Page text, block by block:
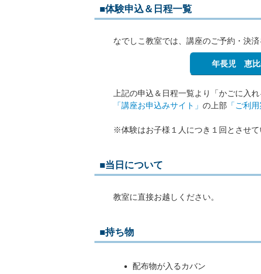
■体験申込＆日程一覧
なでしこ教室では、講座のご予約・決
年長児 恵
上記の申込＆日程一覧より「かごに入
「講座お申込みサイト」 の上部 「ご利用
※体験はお子様１人につき１回とさせて
■当日について
教室に直接お越しください。
■持ち物
配布物が入るカバン